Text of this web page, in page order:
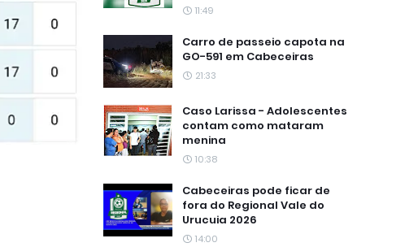
11:49
Carro de passeio capota na
GO-591 em Cabeceiras
21:33
Caso Larissa - Adolescentes
contam como mataram
menina
10:38
Cabeceiras pode ficar de
fora do Regional Vale do
Urucuia 2026
14:00